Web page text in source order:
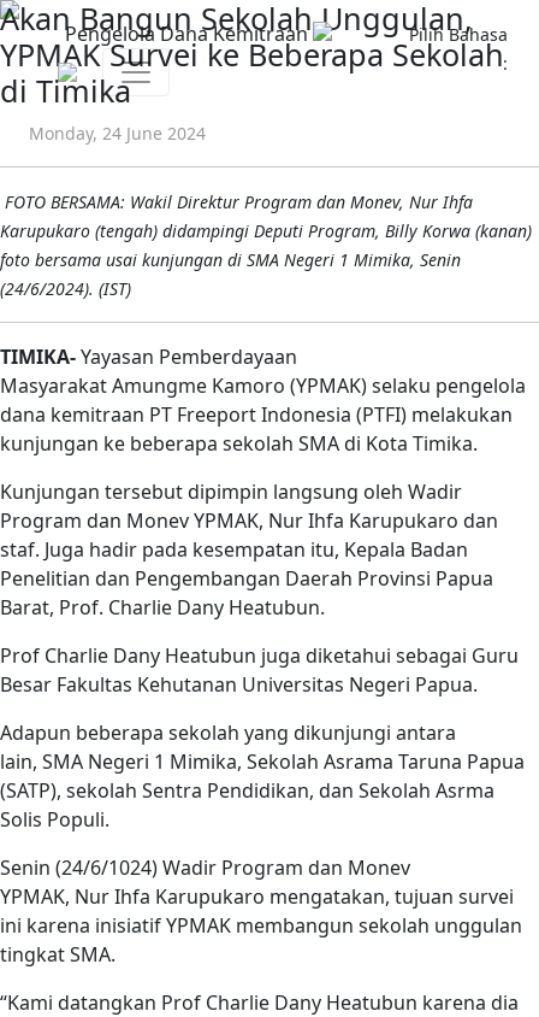
Pengelola Dana Kemitraan
Pilih Bahasa
:
Akan Bangun Sekolah Unggulan,
YPMAK Survei ke Beberapa Sekolah
di Timika
Monday, 24 June 2024
FOTO BERSAMA: Wakil Direktur Program dan Monev, Nur Ihfa
Karupukaro (tengah) didampingi Deputi Program, Billy Korwa (kanan)
foto bersama usai kunjungan di SMA Negeri 1 Mimika, Senin
(24/6/2024). (IST)
TIMIKA-Yayasan Pemberdayaan
Masyarakat Amungme Kamoro (YPMAK) selaku pengelola
dana kemitraan PT Freeport Indonesia (PTFI) melakukan
kunjungan ke beberapa sekolah SMA di Kota Timika.
Kunjungan tersebut dipimpin langsung oleh Wadir
Program dan Monev YPMAK, Nur Ihfa Karupukaro dan
staf. Juga hadir pada kesempatan itu, Kepala Badan
Penelitian dan Pengembangan Daerah Provinsi Papua
Barat, Prof. Charlie Dany Heatubun.
Prof Charlie Dany Heatubun juga diketahui sebagai Guru
Besar Fakultas Kehutanan Universitas Negeri Papua.
Adapun beberapa sekolah yang dikunjungi antara
lain, SMA Negeri 1 Mimika, Sekolah Asrama Taruna Papua
(SATP), sekolah Sentra Pendidikan, dan Sekolah Asrma
Solis Populi.
Senin (24/6/1024) Wadir Program dan Monev
YPMAK, Nur Ihfa Karupukaro mengatakan, tujuan survei
ini karena inisiatif YPMAK membangun sekolah unggulan
tingkat SMA.
“Kami datangkan Prof Charlie Dany Heatubun karena dia